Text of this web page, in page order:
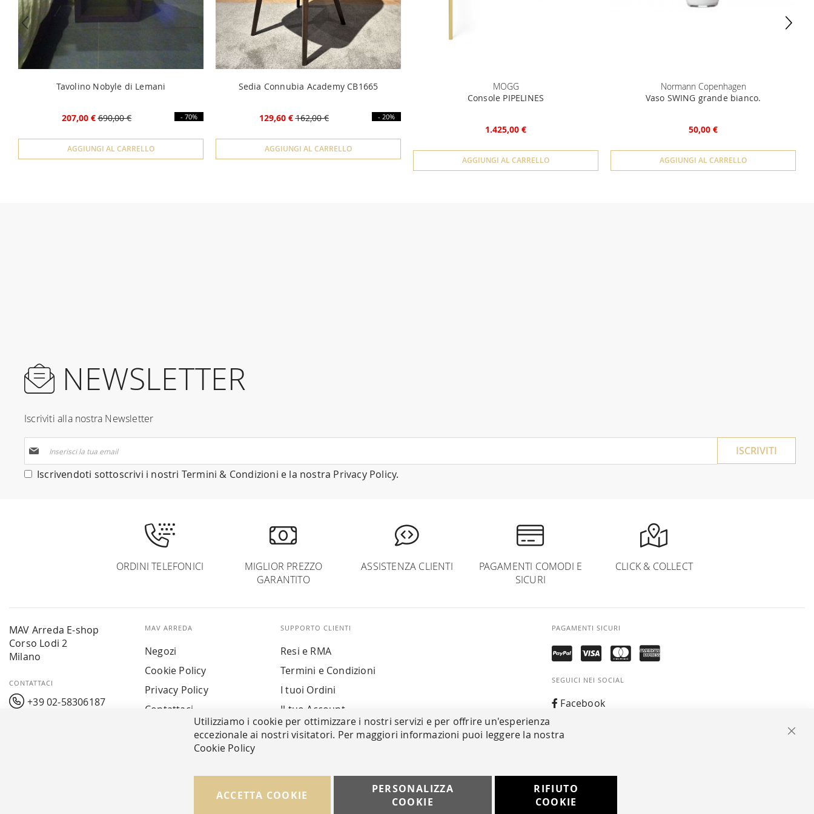
Tavolino Nobyle di Lemani
207,00 € 690,00 € - 70%
AGGIUNGI AL CARRELLO
Sedia Connubia Academy CB1665
129,60 € 162,00 € - 20%
AGGIUNGI AL CARRELLO
MOGG
Console PIPELINES
1.425,00 €
AGGIUNGI AL CARRELLO
Normann Copenhagen
Vaso SWING grande bianco.
50,00 €
AGGIUNGI AL CARRELLO
NEWSLETTER
Iscriviti alla nostra Newsletter
alla
nostra
Iscrivendoti sottoscrivi i nostri Termini & Condizioni e la nostra Privacy Policy.
ISCRIVITI
ORDINI TELEFONICI
MIGLIOR PREZZO
GARANTITO
ASSISTENZA CLIENTI
PAGAMENTI COMODI E
SICURI
CLICK & COLLECT
MAV Arreda E-shop
Corso Lodi 2
Milano
CONTATTACI
+39 02-58306187
MAV ARREDA
Negozi
Cookie Policy
Privacy Policy
Contattaci
SUPPORTO CLIENTI
Resi e RMA
Termini e Condizioni
I tuoi Ordini
Il tuo Account
PAGAMENTI SICURI
SEGUICI NEI SOCIAL
Facebook
Whatsapp
© Copyright MAV Arreda s.r.l. | P.IVA IT05919160969
Utilizziamo i cookie per ottimizzare i nostri servizi e per offrire un'esperienza
eccezionale ai nostri visitatori. Per maggiori informazioni puoi leggere la nostra
Cookie Policy
ACCETTA COOKIE
PERSONALIZZA
COOKIE
RIFIUTO
COOKIE